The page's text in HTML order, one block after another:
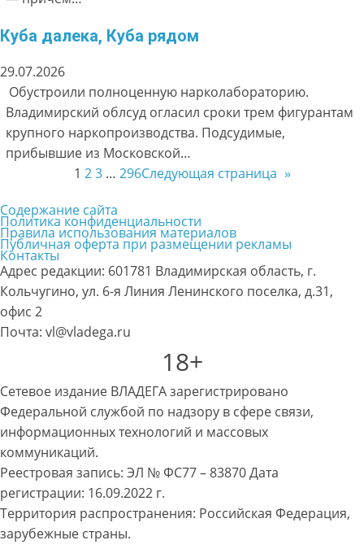
Куба далека, Куба рядом
29.07.2026
Обустроили полноценную нарколабораторию.
Владимирский облсуд огласил сроки трем фигурантам
крупного наркопроизводства. Подсудимые,
прибывшие из Московской…
1 2 3 … 296Следующая страница »
Содержание сайта
Политика конфиденциальности
Правила использования материалов
Публичная оферта при размещении рекламы
Контакты
Адрес редакции: 601781 Владимирская область, г.
Кольчугино, ул. 6-я Линия Ленинского поселка, д.31,
офис 2
Почта: vl@vladega.ru
18+
Сетевое издание ВЛАДЕГА зарегистрировано
Федеральной службой по надзору в сфере связи,
информационных технологий и массовых
коммуникаций.
Реестровая запись: ЭЛ № ФС77 – 83870 Дата
регистрации: 16.09.2022 г.
Территория распространения: Российская Федерация,
зарубежные страны.